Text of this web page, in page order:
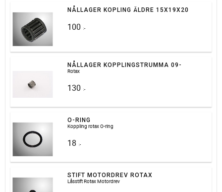
NÅLLAGER KOPLING ÄLDRE 15X19X20
100 :-
NÅLLAGER KOPPLINGSTRUMMA 09-
Rotax
130 :-
O-RING
Koppling rotax O-ring
18 :-
STIFT MOTORDREV ROTAX
Låsstift Rotax Motordrev